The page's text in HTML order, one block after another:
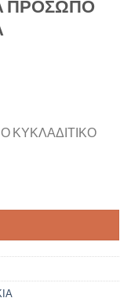
ΠΡΟΣΩΠΟ
ΚΥΚΛΑΔΙΤΙΚΟ